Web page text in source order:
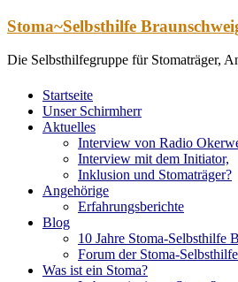
Zum
springen
Stoma~Selbsthilfe
Die Selbsthilfegruppe für Stomaträger,
Startseite
Unser Schirmherr
Aktuelles
Interview von Radio
Interview mit dem Initiator,
Inklusion und Stomaträger?
Angehörige
Erfahrungsberichte
Blog
10 Jahre Stoma-Selbsthilfe
Forum der Stoma-
Was ist ein Stoma?